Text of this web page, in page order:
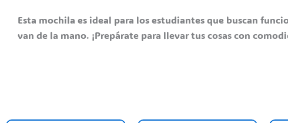
Esta mochila es ideal para los estudiantes que buscan
van de la mano. ¡Prepárate para llevar tus cosas con